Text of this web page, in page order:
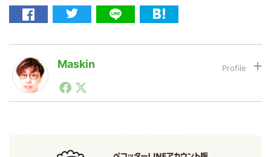
Maskin
1990年代初頭から記者としてまた起業家としてITスタ
ートアップ業界のハードウェアからソフトウェアの事業
注目される。通信キャリアのニュースポータルの創業デ
Re:Work
AI
[Voice Edition]
[YouTube]
投資家登録